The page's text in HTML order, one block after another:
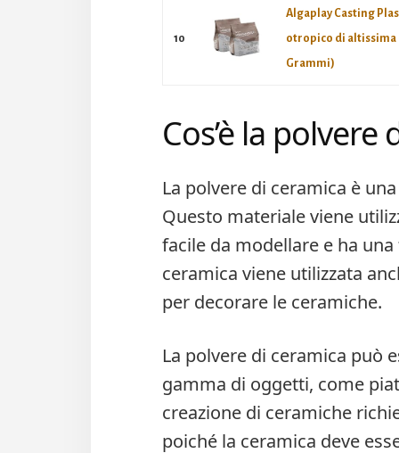
10
Algaplay Casting
otropico di altissima
Grammi)
Cos’è la polvere
La polvere di ceramica è
Questo materiale viene
facile da modellare e ha
ceramica viene utilizzata
per decorare le ceramiche.
La polvere di ceramica può
gamma di oggetti, come
creazione di ceramiche
poiché la ceramica deve